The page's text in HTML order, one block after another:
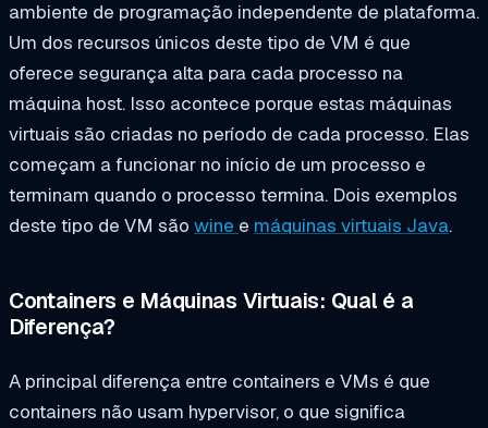
ambiente de programação independente de plataforma.
Um dos recursos únicos deste tipo de VM é que
oferece segurança alta para cada processo na
máquina host. Isso acontece porque estas máquinas
virtuais são criadas no período de cada processo. Elas
começam a funcionar no início de um processo e
terminam quando o processo termina. Dois exemplos
deste tipo de VM são wine e máquinas virtuais Java.
Containers e Máquinas Virtuais: Qual é a
Diferença?
A principal diferença entre containers e VMs é que
containers não usam hypervisor, o que significa